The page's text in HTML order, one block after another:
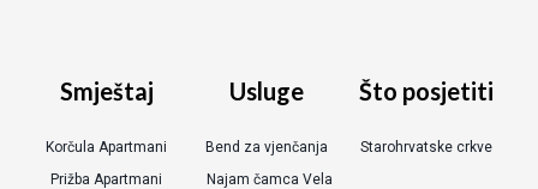
Smještaj
Korčula Apartmani
Prižba Apartmani
Usluge
Bend za vjenčanja
Najam čamca Vela
Što posjetiti
Starohrvatske crkve